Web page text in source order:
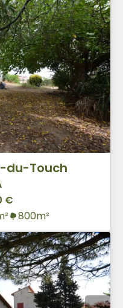
du-Touch
€
800m²